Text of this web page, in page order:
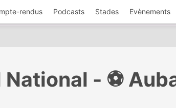
rendus Podcasts Stades Evènements
- ⚽️